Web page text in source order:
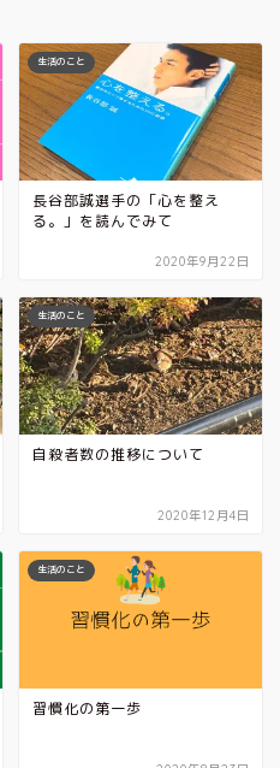
生活のこと
長谷部誠選手の「心を整え
る。」を読んでみて
2020年9月22日
生活のこと
自殺者数の推移について
2020年12月4日
生活のこと
習慣化の第一歩